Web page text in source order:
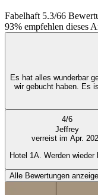
Fabelhaft 5.3/66
93% empfehlen dieses
Es hat alles wunderbar
wir gebucht haben. Es
4/6
Jeffrey
verreist im Apr.
Hotel 1A. Werden wieder
Alle Bewertungen